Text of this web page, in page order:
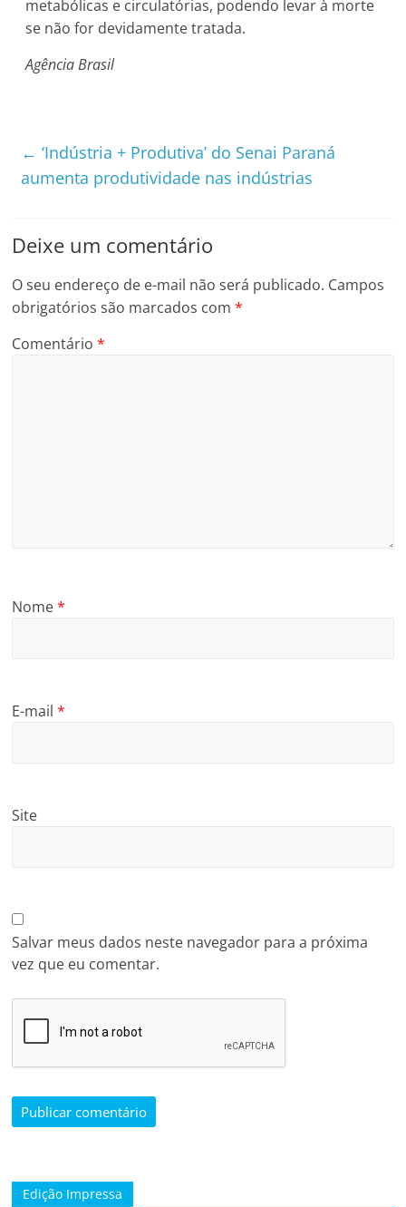
metabólicas e circulatórias, podendo levar à morte
se não for devidamente tratada.
Agência Brasil
← ‘Indústria + Produtiva’ do Senai Paraná
aumenta produtividade nas indústrias
Deixe um comentário
O seu endereço de e-mail não será publicado. Campos
obrigatórios são marcados com*
Comentário*
Nome*
E-mail*
Site
Salvar meus dados neste navegador para a próxima
vez que eu comentar.
Edição Impressa